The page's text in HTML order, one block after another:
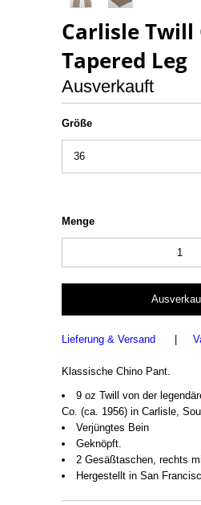
Carlisle Twill
Tapered Leg
Ausverkauft
Größe
Menge
Lieferung & Versand
Klassische Chino Pant.
9 oz Twill von der
Co. (ca. 1956) in Carlisle,
Verjüngtes Bein
Geknöpft.
2 Gesäßtaschen, rechts
Hergestellt in San